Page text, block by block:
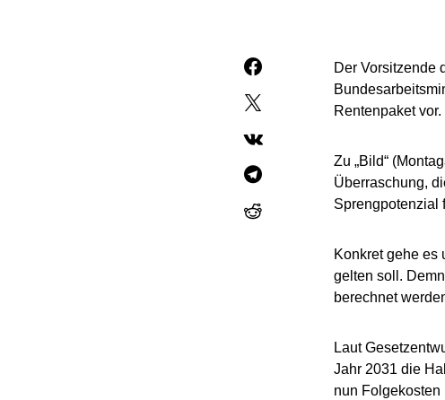
Der Vorsitzende
Rentenpaket vor.
Zu „Bild“
Überraschung,
Sprengpotenzial
Konkret gehe es
gelten soll.
berechnet
Laut
Jahr 2031 die
nun Folgekosten